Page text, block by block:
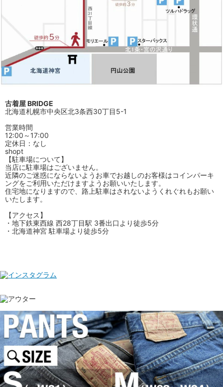
古着屋 BRIDGE
北海道札幌市中央区北3条西30丁目5-1
営業時間
12:00～17:00
定休日：なし
shopt
【駐車場について】
当店に駐車場はございません。
近隣のご迷惑にならないようお車でお越しのお客様はコインパーキ
ングをご利用いただけますようお願いいたします。
住宅地になりますので、路上駐車はされないようくれぐれもお願い
いたします。
【アクセス】
・地下鉄東西線 西28丁目駅 3番出口より徒歩5分
・北海道神宮 駐車場より徒歩5分